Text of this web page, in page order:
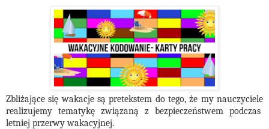
Zbliżające się wakacje są pretekstem do tego, że my nauczyciele
realizujemy tematykę związaną z bezpieczeństwem podczas
letniej przerwy wakacyjnej.